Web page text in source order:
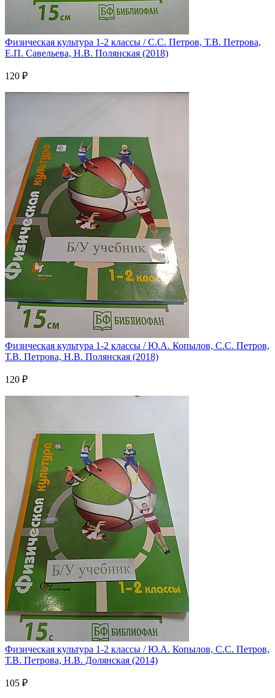
Физическая культура 1-2 классы / С.С. Петров, Т.В. Петрова,
Е.П. Савельева, Н.В. Полянская (2018)
120 ₽
Физическая культура 1-2 классы / Ю.А. Копылов, С.С. Петров,
Т.В. Петрова, Н.В. Полянская (2018)
120 ₽
Физическая культура 1-2 классы / Ю.А. Копылов, С.С. Петров,
Т.В. Петрова, Н.В. Долянская (2014)
105 ₽